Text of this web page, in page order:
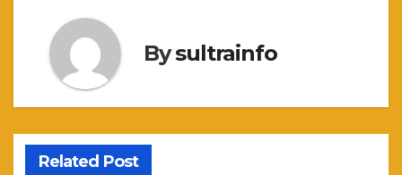
Bysultrainfo
Related Post